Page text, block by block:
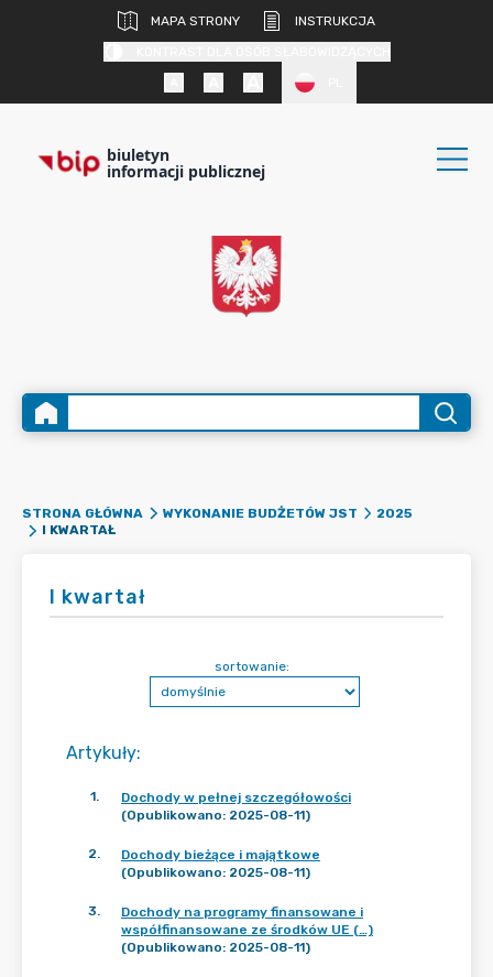
MAPA STRONY
INSTRUKCJA
biuletyn
informacji publicznej
STRONA GŁÓWNA WYKONANIE BUDŻETÓW JST
2025
I KWARTAŁ
I kwartał
Artykuły:
sortowanie:
1.
Dochody w pełnej szczegółowości
(Opublikowano: 2025-08-11)
2.
Dochody bieżące i majątkowe
(Opublikowano: 2025-08-11)
3.
Dochody na programy finansowane i
współfinansowane ze środków UE (…)
(Opublikowano: 2025-08-11)